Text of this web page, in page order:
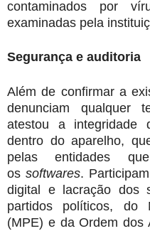
contaminados por
examinadas pela
Segurança e auditoria
Além de confirmar a
denunciam qualquer
atestou a integridade
dentro do aparelho,
pelas entidades
os softwares.
digital e lacração dos
partidos políticos, do
(MPE) e da Ordem dos